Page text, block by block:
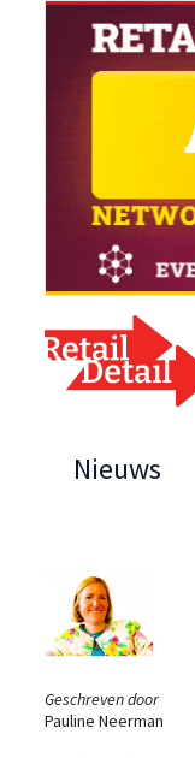
Nieuws
Geschreven door
Pauline Neerman